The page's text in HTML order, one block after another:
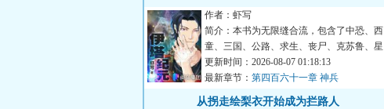
作者：虾写
简介：本书为无限缝合流，包含了中恐、西
童、三国、公路、求生、丧尸、克苏鲁、星
际等元素副本。战斗系统...
更新时间：2026-08-07 01:18:13
最新章节： 第四百六十一章 神兵
从拐走绘梨衣开始成为拦路人